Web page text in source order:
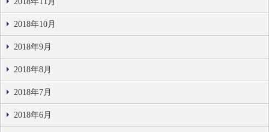
2018年10月
2018年9月
2018年8月
2018年7月
2018年6月